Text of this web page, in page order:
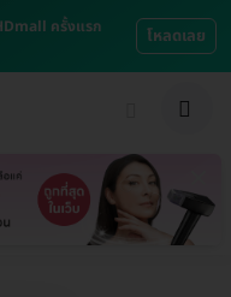
ครั้งแรก
โหลดเลย